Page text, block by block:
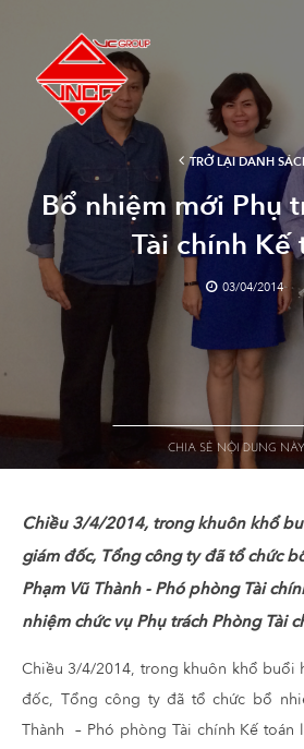
TRỞ LẠI DANH
Bổ nhiệm mới Phụ
Tài chính Kế
03/04/2014
CHIA SẺ NỘI DUNG NÀY
Chiều 3/4/2014, trong khuôn khổ
giám đốc, Tổng công ty đã tổ chức
Phạm Vũ Thành - Phó phòng Tài
nhiệm chức vụ Phụ trách Phòng Tài
Chiều 3/4/2014, trong khuôn khổ buổi
đốc, Tổng công ty đã tổ chức bổ
Thành – Phó phòng Tài chính Kế toán